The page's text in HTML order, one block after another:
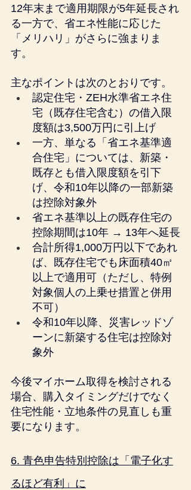
12年末まで適用期限が5年延長され
る一方で、省エネ性能に応じた
「メリハリ」がさらに強まりま
す。
主なポイントは次のとおりです。
認定住宅・ZEH水準省エネ住
宅（既存住宅含む）の借入限
度額は3,500万円に引上げ
一方、単なる「省エネ基準適
合住宅」については、新築・
既存とも借入限度額を引下
げ、令和10年以降の一部新築
は控除対象外
省エネ基準以上の既存住宅の
控除期間は10年 → 13年へ延長
合計所得1,000万円以下であれ
ば、既存住宅でも床面積40㎡
以上で適用可（ただし、特例
対象個人の上乗せ措置と併用
不可）
令和10年以降、災害レッドゾ
ーンに新築する住宅は控除対
象外
今後マイホーム取得を検討される
場合、購入タイミングだけでなく
住宅性能・立地条件の見直しも重
要になります。
6. 青色申告特別控除は「電子化す
るほど有利」に